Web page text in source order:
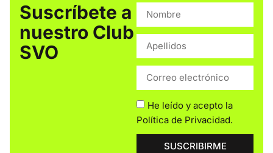
Suscríbete a
nuestro Club
SVO
He leído y acepto la
Política de Privacidad.
SUSCRIBIRME